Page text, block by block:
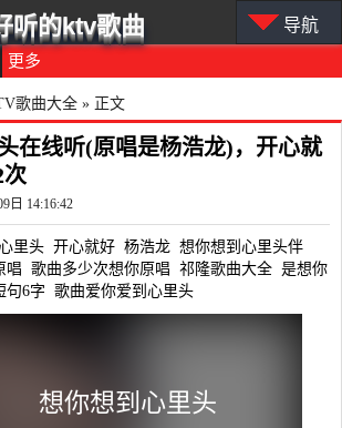
更多
听的ktv歌曲 导航
歌曲大全 » 正文
在线听(原唱是杨浩龙)，开心就
次
日 14:16:42
里头 开心就好 杨浩龙 想你想到心里头伴
唱 歌曲多少次想你原唱 祁隆歌曲大全 是想你
句6字 歌曲爱你爱到心里头